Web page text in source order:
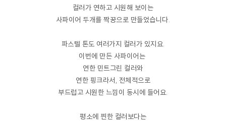
컬러가 연하고 시원해 보이는
사파이어 두개를 짝꿍으로 만들었습니다.
파스텔 톤도 여러가지 컬러가 있지요.
이번에 만든 사파이어는
연한 민트그린 컬러와
연한 핑크라서, 전체적으로
부드럽고 시원한 느낌이 동시에 들어요.
평소에 찐한 컬러보다는